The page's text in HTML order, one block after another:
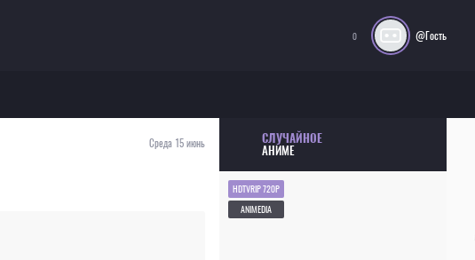
0 @Гость
Среда 15 июнь
СЛУЧАЙНОЕ
АНИМЕ
HDTVRIP 720P
ANIMEDIA